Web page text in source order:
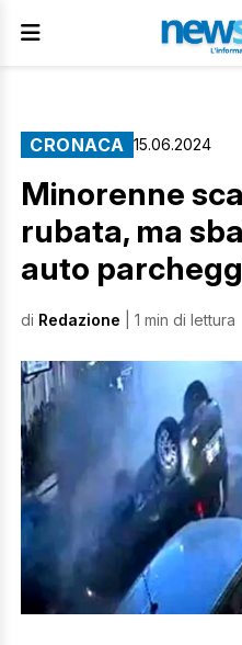
CRONACA 15.06.2024
Minorenne
rubata, ma
auto
di Redazione | 1 min di lettura